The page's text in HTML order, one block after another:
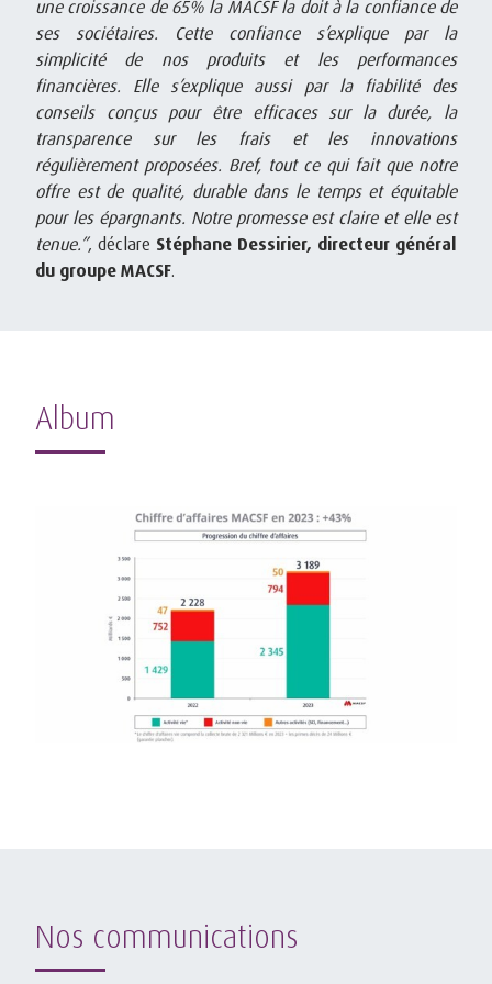
une croissance de 65% la MACSF la doit à la confiance de
ses sociétaires. Cette confiance s’explique par la
simplicité de nos produits et les performances
financières. Elle s’explique aussi par la fiabilité des
conseils conçus pour être efficaces sur la durée, la
transparence sur les frais et les innovations
régulièrement proposées. Bref, tout ce qui fait que notre
offre est de qualité, durable dans le temps et équitable
pour les épargnants. Notre promesse est claire et elle est
tenue.”, déclare Stéphane Dessirier, directeur général
du groupe MACSF.
Album
Nos communications